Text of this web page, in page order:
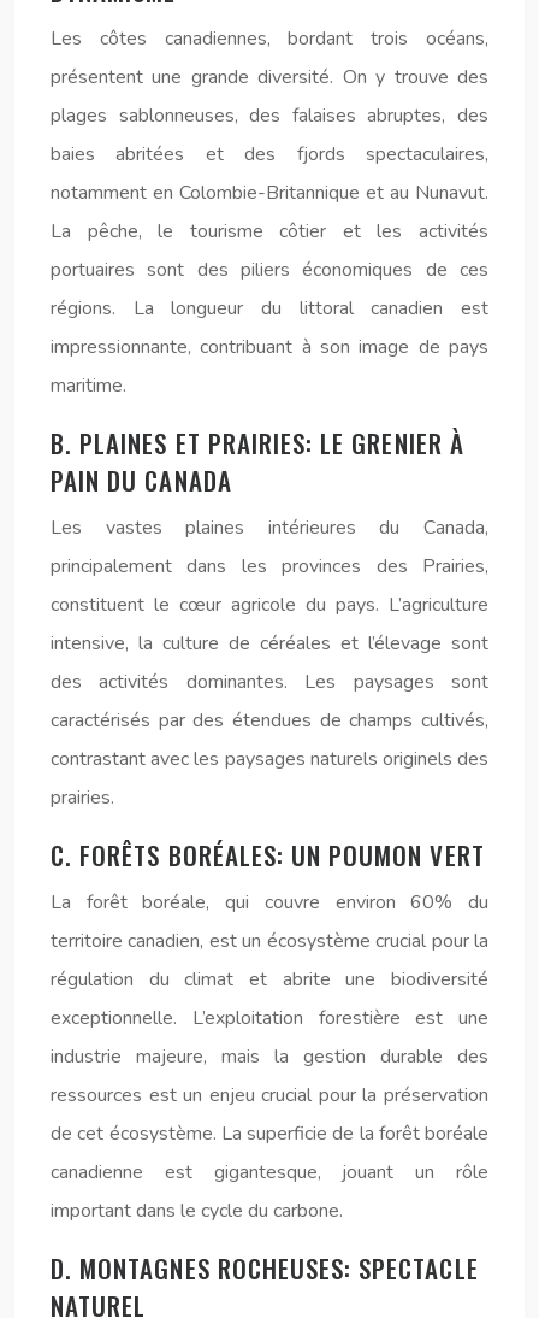
Les côtes canadiennes, bordant trois océans,
présentent une grande diversité. On y trouve des
plages sablonneuses, des falaises abruptes, des
baies abritées et des fjords spectaculaires,
notamment en Colombie-Britannique et au Nunavut.
La pêche, le tourisme côtier et les activités
portuaires sont des piliers économiques de ces
régions. La longueur du littoral canadien est
impressionnante, contribuant à son image de pays
maritime.
B. PLAINES ET PRAIRIES: LE GRENIER À
PAIN DU CANADA
Les vastes plaines intérieures du Canada,
principalement dans les provinces des Prairies,
constituent le cœur agricole du pays. L’agriculture
intensive, la culture de céréales et l’élevage sont
des activités dominantes. Les paysages sont
caractérisés par des étendues de champs cultivés,
contrastant avec les paysages naturels originels des
prairies.
C. FORÊTS BORÉALES: UN POUMON VERT
La forêt boréale, qui couvre environ 60% du
territoire canadien, est un écosystème crucial pour la
régulation du climat et abrite une biodiversité
exceptionnelle. L’exploitation forestière est une
industrie majeure, mais la gestion durable des
ressources est un enjeu crucial pour la préservation
de cet écosystème. La superficie de la forêt boréale
canadienne est gigantesque, jouant un rôle
important dans le cycle du carbone.
D. MONTAGNES ROCHEUSES: SPECTACLE
NATUREL